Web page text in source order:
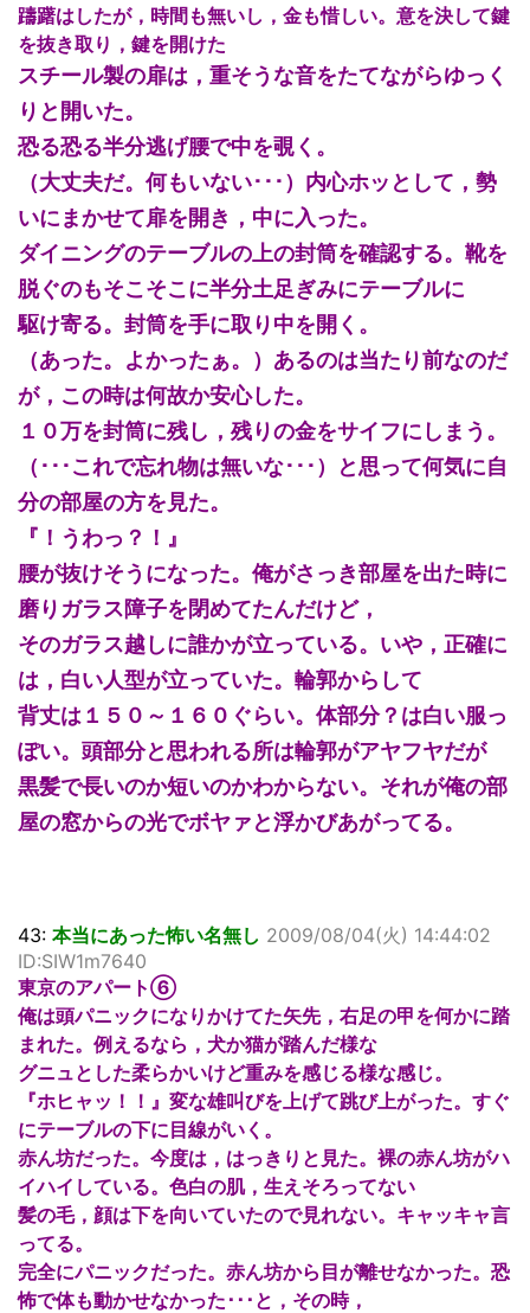
躊躇はしたが，時間も無いし，金も惜しい。意を決して鍵
を抜き取り，鍵を開けた
スチール製の扉は，重そうな音をたてながらゆっく
りと開いた。
恐る恐る半分逃げ腰で中を覗く。
（大丈夫だ。何もいない･･･）内心ホッとして，勢
いにまかせて扉を開き，中に入った。
ダイニングのテーブルの上の封筒を確認する。靴を
脱ぐのもそこそこに半分土足ぎみにテーブルに
駆け寄る。封筒を手に取り中を開く。
（あった。よかったぁ。）あるのは当たり前なのだ
が，この時は何故か安心した。
１０万を封筒に残し，残りの金をサイフにしまう。
（･･･これで忘れ物は無いな･･･）と思って何気に自
分の部屋の方を見た。
『！うわっ？！』
腰が抜けそうになった。俺がさっき部屋を出た時に
磨りガラス障子を閉めてたんだけど，
そのガラス越しに誰かが立っている。いや，正確に
は，白い人型が立っていた。輪郭からして
背丈は１５０～１６０ぐらい。体部分？は白い服っ
ぽい。頭部分と思われる所は輪郭がアヤフヤだが
黒髪で長いのか短いのかわからない。それが俺の部
屋の窓からの光でボヤァと浮かびあがってる。
43: 本当にあった怖い名無し 2009/08/04(火) 14:44:02
ID:SIW1m7640
東京のアパート⑥
俺は頭パニックになりかけてた矢先，右足の甲を何かに踏
まれた。例えるなら，犬か猫が踏んだ様な
グニュとした柔らかいけど重みを感じる様な感じ。
『ホヒャッ！！』変な雄叫びを上げて跳び上がった。すぐ
にテーブルの下に目線がいく。
赤ん坊だった。今度は，はっきりと見た。裸の赤ん坊がハ
イハイしている。色白の肌，生えそろってない
髪の毛，顔は下を向いていたので見れない。キャッキャ言
ってる。
完全にパニックだった。赤ん坊から目が離せなかった。恐
怖で体も動かせなかった･･･と，その時，